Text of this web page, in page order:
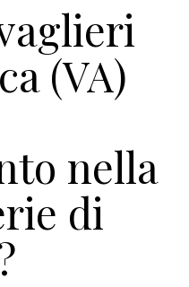
(VA)
nella
di